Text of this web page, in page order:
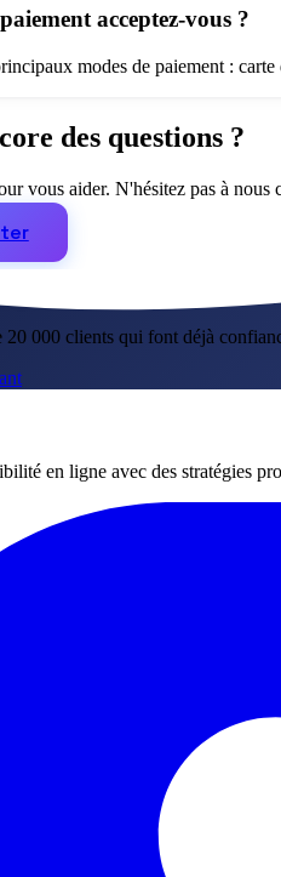
acceptez-vous ?
modes de paiement :
des questions ?
vous aider. N'hésitez pas à nous
?
20 000 clients qui font déjà
en ligne avec des stratégies